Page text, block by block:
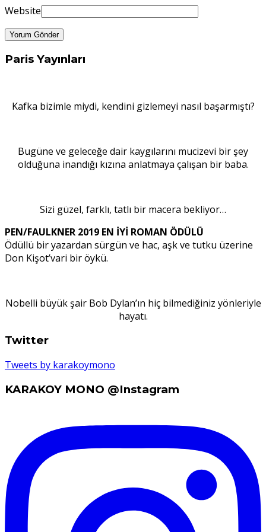
Website
Paris Yayınları
Kafka bizimle miydi, kendini gizlemeyi nasıl başarmıştı?
Bugüne ve geleceğe dair kaygılarını mucizevi bir şey
olduğuna inandığı kızına anlatmaya çalışan bir baba.
Sizi güzel, farklı, tatlı bir macera bekliyor…
PEN/FAULKNER 2019 EN İYİ ROMAN ÖDÜLÜ
Ödüllü bir yazardan sürgün ve hac, aşk ve tutku üzerine
Don Kişot’vari bir öykü.
Nobelli büyük şair Bob Dylan’ın hiç bilmediğiniz yönleriyle
hayatı.
Twitter
Tweets by karakoymono
KARAKOY MONO @Instagram